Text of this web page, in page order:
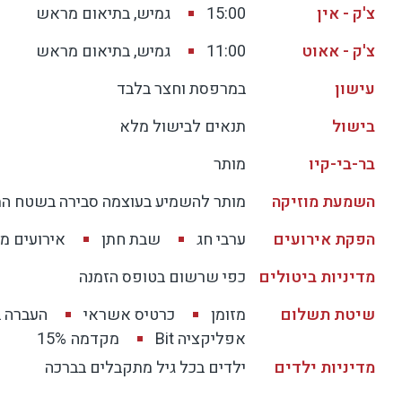
צ'ק - אין 15:00
גמיש, בתיאום מראש
צ'ק - אאוט
11:00
גמיש, בתיאום מראש
עישון
במרפסת וחצר בלבד
בישול
תנאים לבישול מלא
בר-בי-קיו
מותר
השמעת מוזיקה
מותר להשמיע בעוצמה סבירה בשטח
הפקת אירועים
ערבי חג שבת חתן
אירועים
מדיניות ביטולים
כפי שרשום בטופס הזמנה
שיטת תשלום
מזומן כרטיס אשראי העברה
אפליקציה Bit
מקדמה 15%
מדיניות ילדים
ילדים בכל גיל מתקבלים בברכה